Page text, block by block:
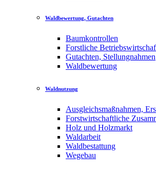
Waldbewertung, Gutachten
Baumkontrollen
Forstliche
Gutachten, Stellungnahmen
Waldbewertung
Waldnutzung
Ausgleichsmaßnahmen,
Forstwirtschaftliche
Holz und Holzmarkt
Waldarbeit
Waldbestattung
Wegebau